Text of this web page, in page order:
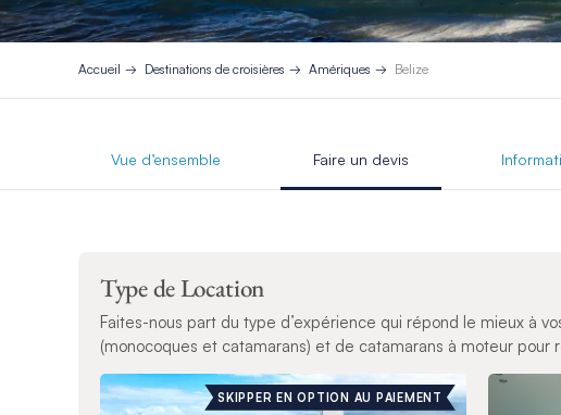
Accueil Destinations de croisières Amériques Belize
Vue d’ensemble Faire un devis
Type de Location
Faites-nous part du type d’expérience qui répond le mieux à
(monocoques et catamarans) et de catamarans à moteur
SKIPPER EN OPTION AU PAIEMENT